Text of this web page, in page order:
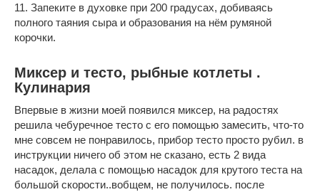
11. Запеките в духовке при 200 градусах, добиваясь
полного таяния сыра и образования на нём румяной
корочки.
Миксер и тесто, рыбные котлеты .
Кулинария
Впервые в жизни моей появился миксер, на радостях
решила чебуречное тесто с его помощью замесить, что-то
мне совсем не понравилось, прибор тесто просто рубил. в
инструкции ничего об этом не сказано, есть 2 вида
насадок, делала с помощью насадок для крутого теста на
большой скорости..вобщем, не получилось. после